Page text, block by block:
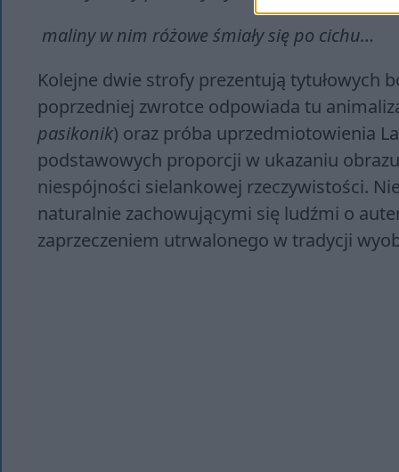
maliny w nim różowe śmiały się po cichu…
Kolejne dwie strofy prezentują tytułowych
poprzedniej zwrotce odpowiada tu
pasikonik) oraz próba uprzedmiotowienia
podstawowych proporcji w ukazaniu
niespójności sielankowej rzeczywistości.
naturalnie zachowującymi się ludźmi o
zaprzeczeniem utrwalonego w tradycji